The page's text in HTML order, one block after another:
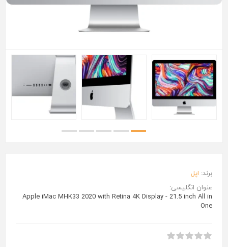
برند: اپل
عنوان انگلیسی:
Apple iMac MHK33 2020 with Retina 4K Display - 21.5 inch All in
One